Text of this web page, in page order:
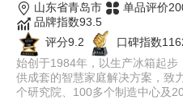
山东省青岛市
单品评价
品牌指数93.5
评分9.2
口碑指数
始创于1984年，以生产冰箱起
供成套的智慧家庭解决方案，致
个研究院、100多个制造中心及